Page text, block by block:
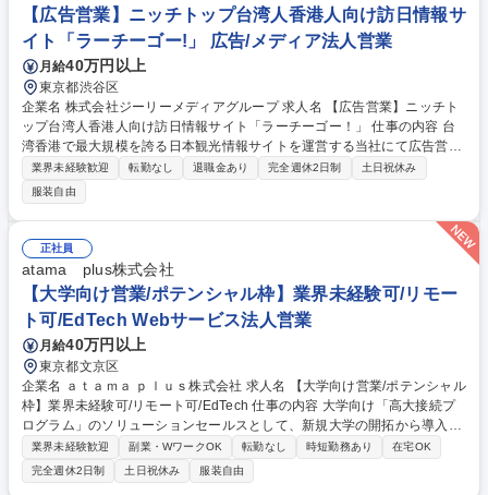
への製造依頼。■色校正の確認や品質管理、納品までの進捗管理。案件開
始から納品までは約1.5ヶ月、企画段階から一貫して携われる面白さがあ
ります。 募集職種 【企画提案営業】アニメ・マンガグッズのOEM制作/働
きやすい環境
【広告営業】ニッチトップ台湾人香港人向け訪日情報サ
イト「ラーチーゴー!」 広告/メディア法人営業
月給40万円以上
東京都渋谷区
企業名 株式会社ジーリーメディアグループ 求人名 【広告営業】ニッチト
ップ台湾人香港人向け訪日情報サイト「ラーチーゴー！」 仕事の内容 台
湾香港で最大規模を誇る日本観光情報サイトを運営する当社にて広告営業
をお任せします。顧客は官公庁や自治体、大手小売やメーカーなど幅広く
観光もしくは台湾への興味関心の強い方と一緒に仕事をしたいと考えて お
ります。 【具体的には】インバウンド観光客を呼び込みたい官公庁・自治
体のプロモーションや、訪日客向けサービスの開発をしたい企業向けのマ
ーケティ ング、中小企業案件を請け負う代理店への販促営業等をメインに
お任せ 致します。主な営業手法は、自社顧客リストへの新規アプローチ、
企業や 官公庁からの要望に対しての反響営業がメインとなります。 募集
職種 【広告営業】ニッチトップ台湾人香港人向け訪日情報サイト「ラーチ
ーゴー！」
業界未経験歓迎 転勤なし 退職金あり 完全週休2日制
土日祝休み
服装自由
正社員
atama plus株式会社
【大学向け営業/ポテンシャル枠】業界未経験可/リモー
ト可/EdTech Webサービス法人営業
月給40万円以上
東京都文京区
企業名 ａｔａｍａ ｐｌｕｓ株式会社 求人名 【大学向け営業/ポテンシャル
枠】業界未経験可/リモート可/EdTech 仕事の内容 大学向け「高大接続プ
ログラム」のソリューションセールスとして、新規大学の開拓から導入提
案、既存大学への拡大提案までを担っていただきます。 ・全国の大学への
新規アプローチ、接点づくり ・担当者～決裁者レイヤーとの関係構築 ・
顧客ヒアリングを通じた大学の課題構造の整理 ・大学入試改革・入学前教
業界未経験歓迎 副業・WワークOK 転勤なし 時短勤務あり
在宅OK
完全週休2日制
土日祝休み 服装自由